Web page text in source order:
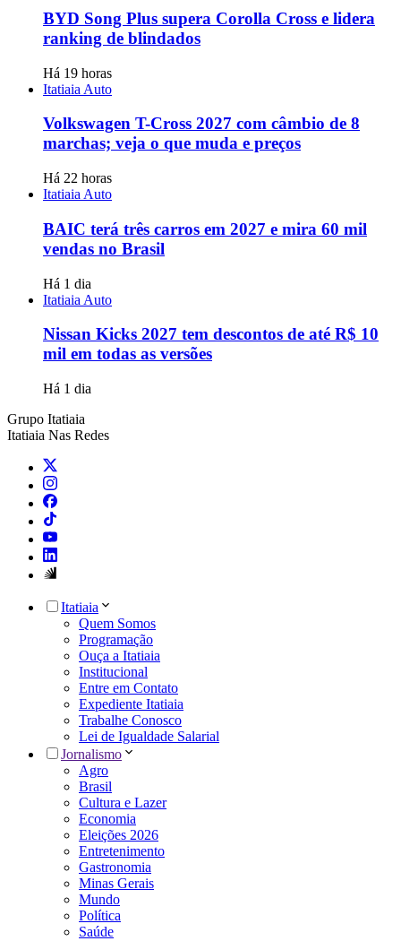
BYD Song Plus supera Corolla Cross e lidera
ranking de blindados
Há 19 horas
Itatiaia Auto
Volkswagen T-Cross 2027 com câmbio de 8
marchas; veja o que muda e preços
Há 22 horas
Itatiaia Auto
BAIC terá três carros em 2027 e mira 60 mil
vendas no Brasil
Há 1 dia
Itatiaia Auto
Nissan Kicks 2027 tem descontos de até R$ 10
mil em todas as versões
Há 1 dia
Grupo Itatiaia
Itatiaia Nas Redes
Itatiaia
Quem Somos
Programação
Ouça a Itatiaia
Institucional
Entre em Contato
Expediente Itatiaia
Trabalhe Conosco
Lei de Igualdade Salarial
Jornalismo
Agro
Brasil
Cultura e Lazer
Economia
Eleições 2026
Entretenimento
Gastronomia
Minas Gerais
Mundo
Política
Saúde